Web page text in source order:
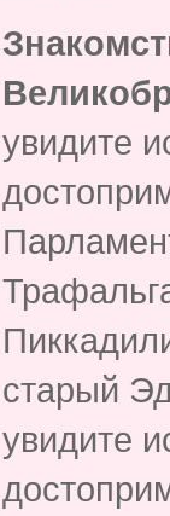
увидите
старый
увидите